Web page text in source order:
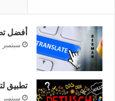
أفضل
سبتمبر 22, 2024
تطبيق
سبتمبر 14, 2024